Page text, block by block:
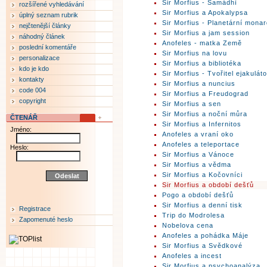
Sir Morfius - Samádhí
Sir Morfius a Apokalypsa
Sir Morfius - Planetární
Sir Morfius a jam session
Anofeles - matka Země
Sir Morfius na lovu
Sir Morfius a bibliotéka
Sir Morfius - Tvořitel
Sir Morfius a nuncius
Sir Morfius a Freudograd
Sir Morfius a sen
Sir Morfius a noční můra
Sir Morfius a Infernitos
Anofeles a vraní oko
Anofeles a teleportace
Sir Morfius a Vánoce
Sir Morfius a vědma
Sir Morfius a Kočovníci
Sir Morfius a období dešťů
Pogo a období dešťů
Sir Morfius a denní tisk
Trip do Modrolesa
Nobelova cena
Anofeles a pohádka Máje
Sir Morfius a Svědkové
Anofeles a incest
rozšířené vyhledávání
úplný seznam rubrik
nejčtenější články
náhodný článek
poslední komentáře
personalizace
kdo je kdo
kontakty
code 004
copyright
ČTENÁŘ
Jméno:
Heslo:
Registrace
Zapomenuté heslo